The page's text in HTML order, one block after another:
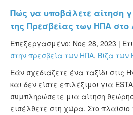
Πώς να υποβάλετε αίτηση
της Πρεσβείας των ΗΠΑ στο
Επεξεργασμένο: Νοε 28, 2023 |
στην πρεσβεία των ΗΠΑ, Βίζα των
Εάν σχεδιάζετε ένα ταξίδι στις
και δεν είστε επιλέξιμοι για
συμπληρώσετε μια αίτηση
εισέλθετε στη χώρα. Στο πλαίσιο